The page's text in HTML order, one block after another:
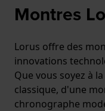
Montres
Lorus offre des
innovations
Que vous soyez à
classique, d'une
chronographe